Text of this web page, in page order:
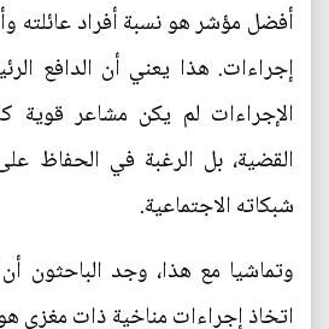
أفضل مؤشر هو نسبة أفراد عائلته
إجراءات. هذا يعني أن الدافع
الإجراءات لم يكن مشاعر قوية
القضية، بل الرغبة في الحفاظ
شبكاته الاجتماعية.
وتماشيا مع هذا، وجد الباحثون
اتخاذ إجراءات مناخية ذات مغزى